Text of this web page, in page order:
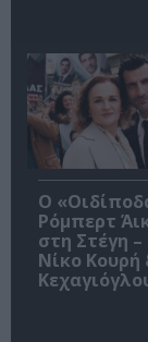
O
Ρόμπερτ
στη Στέγη
Νίκο